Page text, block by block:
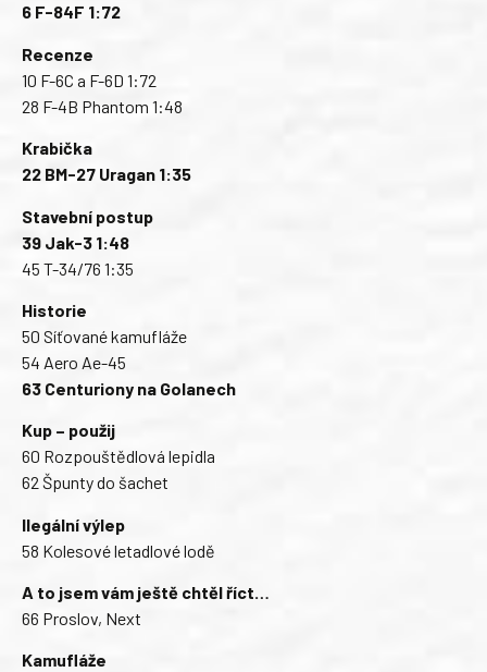
6 F-84F 1:72
Recenze
10 F-6C a F-6D 1:72
28 F-4B Phantom 1:48
Krabička
22 BM-27 Uragan 1:35
Stavební postup
39 Jak-3 1:48
45 T-34/76 1:35
Historie
50 Síťované kamufláže
54 Aero Ae-45
63 Centuriony na Golanech
Kup – použij
60 Rozpouštědlová lepidla
62 Špunty do šachet
Ilegální výlep
58 Kolesové letadlové lodě
A to jsem vám ještě chtěl říct…
66 Proslov, Next
Kamufláže